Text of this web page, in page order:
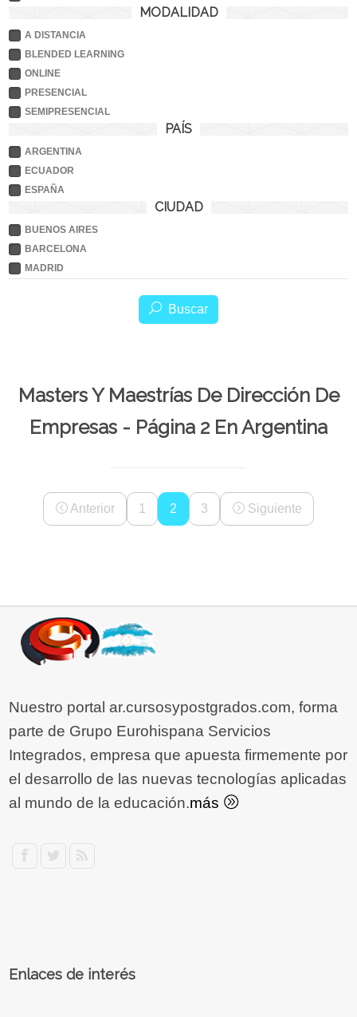
MODALIDAD
A DISTANCIA
BLENDED LEARNING
ONLINE
PRESENCIAL
SEMIPRESENCIAL
PAÍS
ARGENTINA
ECUADOR
ESPAÑA
CIUDAD
BUENOS AIRES
BARCELONA
MADRID
Buscar
Masters Y Maestrías De Dirección De
Empresas - Página 2 En Argentina
Anterior 1 2 3 Siguiente
Nuestro portal ar.cursosypostgrados.com, forma
parte de Grupo Eurohispana Servicios
Integrados, empresa que apuesta firmemente por
el desarrollo de las nuevas tecnologías aplicadas
al mundo de la educación.más
Enlaces de interés